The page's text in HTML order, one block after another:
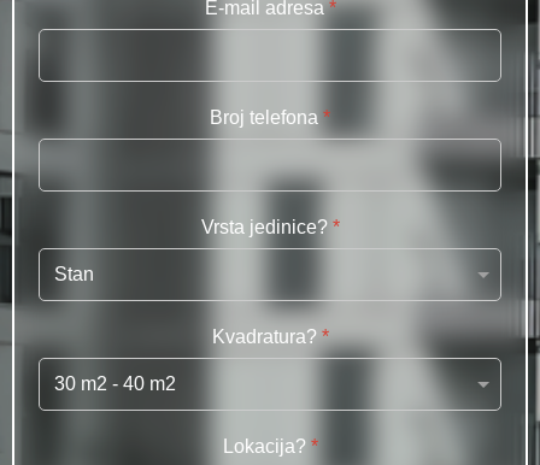
E-mail adresa*
Broj telefona *
Vrsta jedinice? *
Kvadratura? *
Lokacija? *